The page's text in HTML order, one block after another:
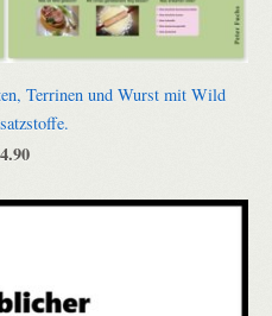
Terrinen und Wurst mit Wild